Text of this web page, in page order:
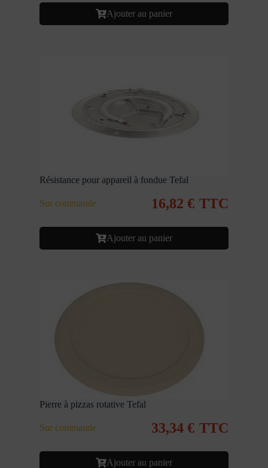
Ajouter au panier
Résistance pour appareil à fondue Tefal
Sur commande 16,82 € TTC
Ajouter au panier
Pierre à pizzas rotative Tefal
Sur commande 33,34 € TTC
Ajouter au panier